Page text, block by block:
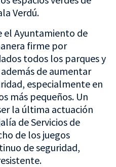
Verdú.
el Ayuntamiento de
firme por
todos los parques y
de aumentar
especialmente en
más pequeños. Un
la última actuación
de Servicios de
de los juegos
de seguridad,